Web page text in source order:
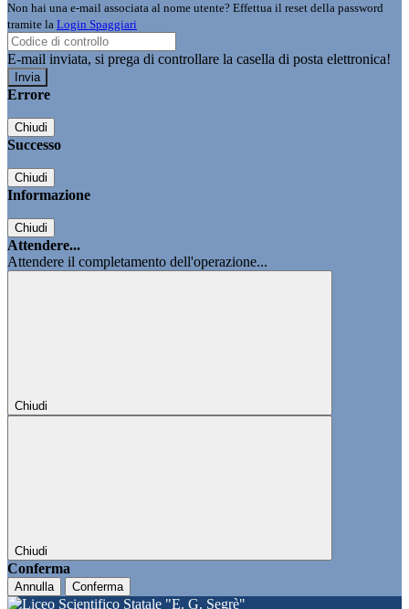
Non hai una e-mail associata al nome utente? Effettua il reset della password
tramite la Login Spaggiari
E-mail inviata, si prega di controllare la casella di posta elettronica!
Errore
Chiudi
Successo
Chiudi
Informazione
Chiudi
Attendere...
Attendere il completamento dell'operazione...
Chiudi
Chiudi
Conferma
Annulla Conferma